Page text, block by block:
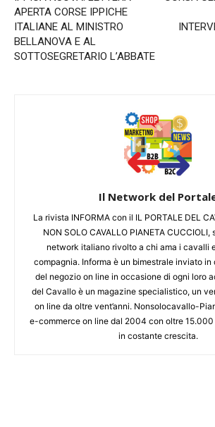
APERTA CORSE IPPICHE
ITALIANE AL MINISTRO
BELLANOVA E AL
SOTTOSEGRETARIO L’ABBATE
Il Network del
La rivista INFORMA con il IL PORTALE DEL
NON SOLO CAVALLO PIANETA
network italiano rivolto a chi ama i cavalli
compagnia. Informa è un bimestrale inviato in
del negozio on line in occasione di ogni loro
del Cavallo è un magazine specialistico, un
on line da oltre vent’anni. Nonsolocavallo-
e-commerce on line dal 2004 con oltre
in costante crescita.